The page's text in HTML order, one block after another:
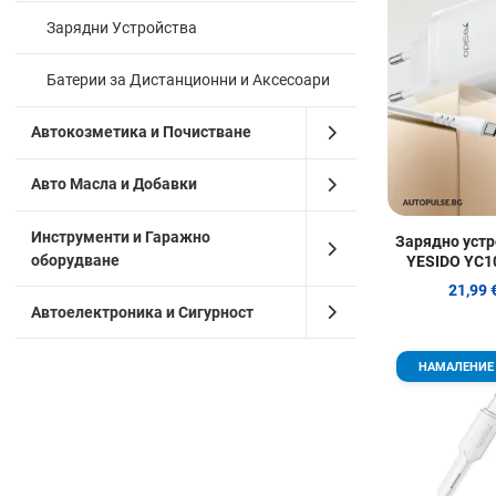
Зарядни Устройства
Батерии за Дистанционни и Аксесоари
Автокозметика и Почистване
Авто Масла и Добавки
Инструменти и Гаражно
оборудване
Автоелектроника и Сигурност
Зарядно
YESIDO
21,99
НАМАЛЕНИЕ